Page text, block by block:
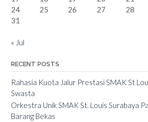
24
25 26 27 28
31
« Jul
RECENT POSTS
Rahasia Kuota Jalur Prestasi SMAK St
Swasta
Orkestra Unik SMAK St. Louis Surabaya
Barang Bekas